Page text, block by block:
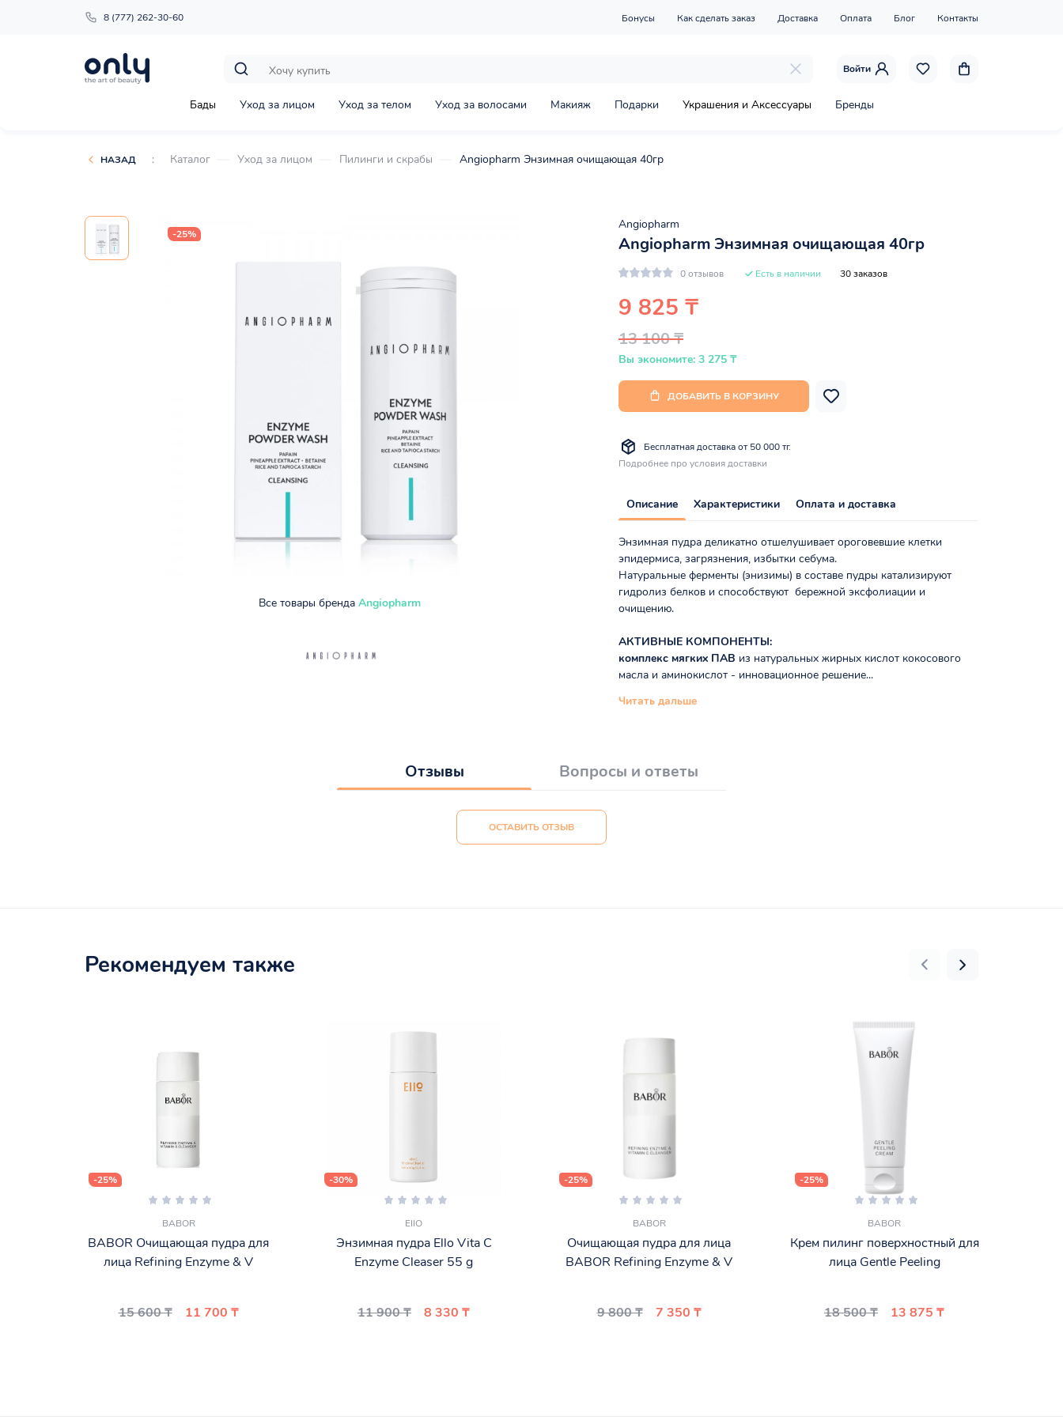
8 (777) 262-30-60 Бонусы Как сделать заказ Доставка Оплата Блог Контакты
Войти
Бады Уход за лицом Уход за телом Уход за волосами Макияж Подарки Украшения и Аксессуары Бренды
НАЗАД : Каталог Уход за лицом Пилинги и скрабы Angiopharm Энзимная очищающая 40гр
-25%
Все товары бренда Angiopharm
Angiopharm
Angiopharm Энзимная очищающая 40гр
0 отзывов Есть в наличии 30 заказов
9 825 ₸
13 100 ₸
Вы экономите: 3 275 ₸
ДОБАВИТЬ В КОРЗИНУ
Бесплатная доставка от 50 000 тг.
Подробнее про условия доставки
Описание Характеристики Оплата и доставка
Энзимная пудра деликатно отшелушивает ороговевшие клетки
эпидермиса, загрязнения, избытки себума.
Натуральные ферменты (энизимы) в составе пудры катализируют
гидролиз белков и способствуют бережной эксфолиации и
очищению.
АКТИВНЫЕ КОМПОНЕНТЫ:
комплекс мягких ПАВ из натуральных жирных кислот кокосового
масла и аминокислот - инновационное решение...
Читать дальше
Отзывы Вопросы и ответы
ОСТАВИТЬ ОТЗЫВ
Рекомендуем также
-25%
BABOR
BABOR Очищающая пудра для
лица Refining Enzyme & V
15 600 ₸ 11 700 ₸
-30%
EIIO
Энзимная пудра Ello Vita C
Enzyme Cleaser 55 g
11 900 ₸ 8 330 ₸
-25%
BABOR
Очищающая пудра для лица
BABOR Refining Enzyme & V
9 800 ₸ 7 350 ₸
-25%
BABOR
Крем пилинг поверхностный для
лица Gentle Peeling
18 500 ₸ 13 875 ₸